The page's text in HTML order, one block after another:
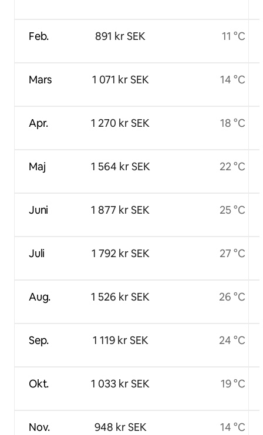
Feb.
Mars
Apr.
Maj
Juni
Juli
Aug.
Sep.
Okt.
Nov.
891 kr SEK
1 071 kr SEK
1 270 kr SEK
1 564 kr SEK
1 877 kr SEK
1 792 kr SEK
1 526 kr SEK
1 119 kr SEK
1 033 kr SEK
948 kr SEK
11 °C
14 °C
18 °C
22 °C
25 °C
27 °C
26 °C
24 °C
19 °C
14 °C